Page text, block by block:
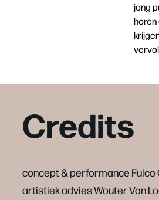
jong
horen
Credits
concept & performance
artistiek advies Wouter Van